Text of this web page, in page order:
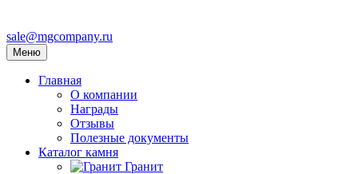
sale@mgcompany.ru
Меню
Главная
О компании
Награды
Отзывы
Полезные документы
Каталог камня
Гранит